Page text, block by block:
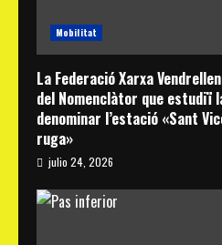
Mobilitat
La Federació Xarxa
del Nomenclàtor que estudiï
denominar l’estació «Sant
ruga»
julio 24, 2026